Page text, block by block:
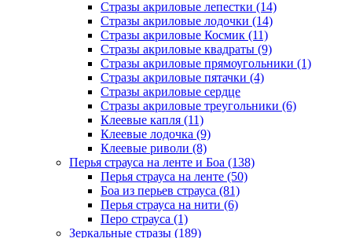
Стразы акриловые лепестки (14)
Стразы акриловые лодочки (14)
Стразы акриловые Космик (11)
Стразы акриловые квадраты (9)
Стразы акриловые прямоугольники (1)
Стразы акриловые пятачки (4)
Стразы акриловые сердце
Стразы акриловые треугольники (6)
Клеевые капля (11)
Клеевые лодочка (9)
Клеевые риволи (8)
Перья страуса на ленте и Боа (138)
Перья страуса на ленте (50)
Боа из перьев страуса (81)
Перья страуса на нити (6)
Перо страуса (1)
Зеркальные стразы (189)